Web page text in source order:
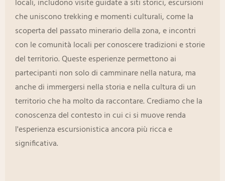
locali, includono visite guidate a siti storici, escursioni
che uniscono trekking e momenti culturali, come la
scoperta del passato minerario della zona, e incontri
con le comunità locali per conoscere tradizioni e storie
del territorio. Queste esperienze permettono ai
partecipanti non solo di camminare nella natura, ma
anche di immergersi nella storia e nella cultura di un
territorio che ha molto da raccontare. Crediamo che la
conoscenza del contesto in cui ci si muove renda
l'esperienza escursionistica ancora più ricca e
significativa.